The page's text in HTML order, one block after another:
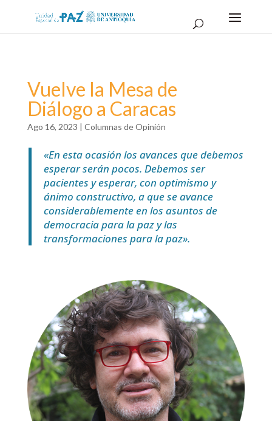
Vuelve la Mesa de
Diálogo a Caracas
Ago 16, 2023 | Columnas de Opinión
«En esta ocasión los avances que debemos
esperar serán pocos. Debemos ser
pacientes y esperar, con optimismo y
ánimo constructivo, a que se avance
considerablemente en los asuntos de
democracia para la paz y las
transformaciones para la paz».